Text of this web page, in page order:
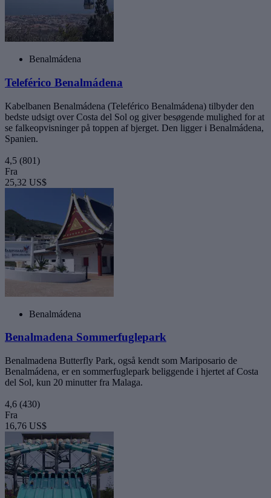
Benalmádena
Teleférico Benalmádena
Kabelbanen Benalmádena (Teleférico Benalmádena) tilbyder den
bedste udsigt over Costa del Sol og giver besøgende mulighed for at
se falkeopvisninger på toppen af bjerget. Den ligger i Benalmádena,
Spanien.
4,5 (801)
Fra
25,32 US$
Benalmádena
Benalmadena Sommerfuglepark
Benalmadena Butterfly Park, også kendt som Mariposario de
Benalmádena, er en sommerfuglepark beliggende i hjertet af Costa
del Sol, kun 20 minutter fra Malaga.
4,6 (430)
Fra
16,76 US$